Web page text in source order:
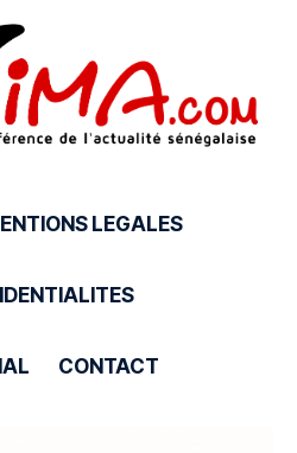
LEGALES
CONTACT